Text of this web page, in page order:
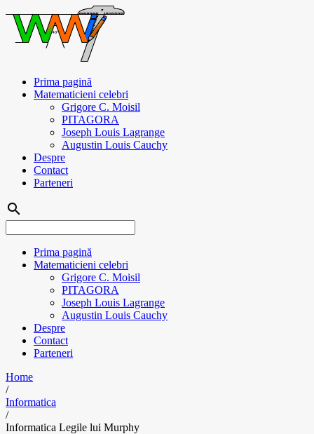
Prima pagină
Matematicieni celebri
Grigore C. Moisil
PITAGORA
Joseph Louis Lagrange
Augustin Louis Cauchy
Despre
Contact
Parteneri
search
Prima pagină
Matematicieni celebri
Grigore C. Moisil
PITAGORA
Joseph Louis Lagrange
Augustin Louis Cauchy
Despre
Contact
Parteneri
Home
/
Informatica
/
Informatica Legile lui Murphy